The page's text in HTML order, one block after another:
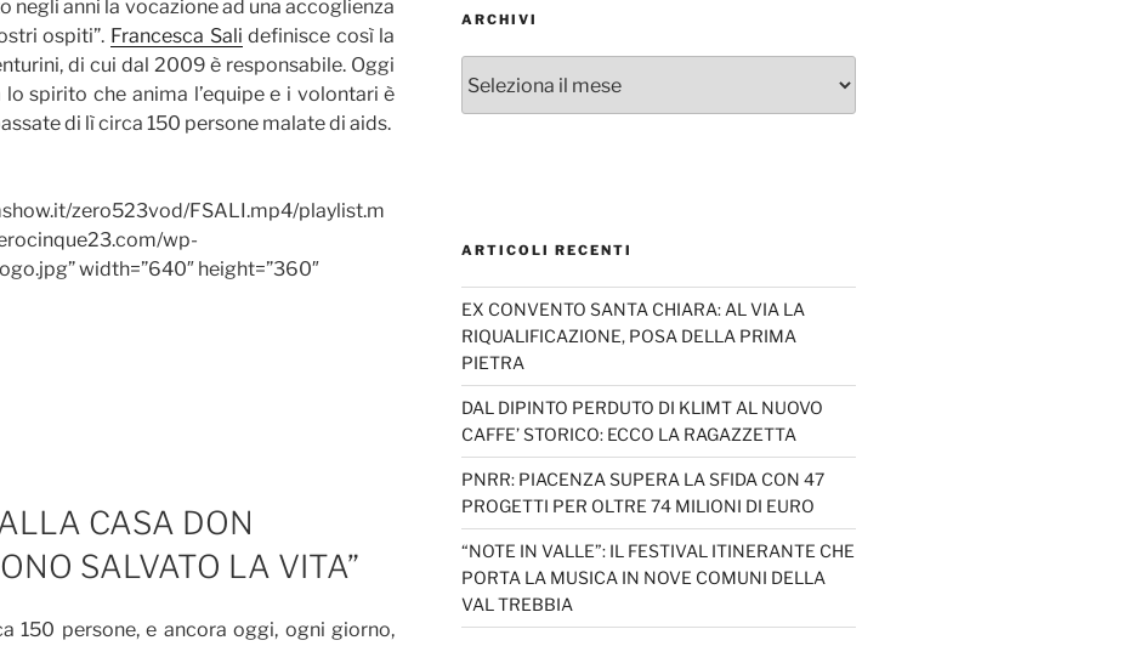
negli anni la vocazione ad una accoglienza
ospiti”. Francesca Sali definisce così la
di cui dal 2009 è responsabile. Oggi
spirito che anima l’equipe e i volontari è
di lì circa 150 persone malate di aids.
zero523vod/FSALI.mp4/playlist.m
wp-
width=”640″ height=”360″
CASA DON
SALVATO LA VITA”
150 persone, e ancora oggi, ogni giorno,
ARCHIVI
ARTICOLI RECENTI
EX CONVENTO SANTA CHIARA: AL VIA LA
RIQUALIFICAZIONE, POSA DELLA PRIMA
PIETRA
DAL DIPINTO PERDUTO DI KLIMT AL NUOVO
CAFFE’ STORICO: ECCO LA RAGAZZETTA
PNRR: PIACENZA SUPERA LA SFIDA CON 47
PROGETTI PER OLTRE 74 MILIONI DI EURO
“NOTE IN VALLE”: IL FESTIVAL ITINERANTE CHE
PORTA LA MUSICA IN NOVE COMUNI DELLA
VAL TREBBIA